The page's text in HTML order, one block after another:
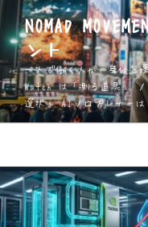
ン
テ
ン
ツ
へ
ス
プ
NOMAD
ント
一人で働く人が、身体を
Watch は「測る道具」
選択」 AIソロプレナーは